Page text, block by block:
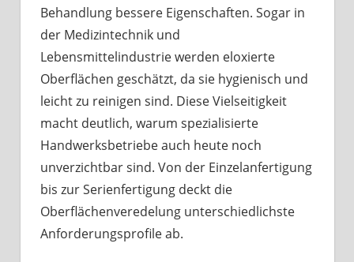
Behandlung bessere Eigenschaften. Sogar in
der Medizintechnik und
Lebensmittelindustrie werden eloxierte
Oberflächen geschätzt, da sie hygienisch und
leicht zu reinigen sind. Diese Vielseitigkeit
macht deutlich, warum spezialisierte
Handwerksbetriebe auch heute noch
unverzichtbar sind. Von der Einzelanfertigung
bis zur Serienfertigung deckt die
Oberflächenveredelung unterschiedlichste
Anforderungsprofile ab.